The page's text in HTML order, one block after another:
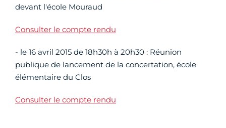
devant l'école Mouraud
Consulter le compte rendu
- le 16 avril 2015 de 18h30h à 20h30 : Réunion
publique de lancement de la concertation, école
élémentaire du Clos
Consulter le compte rendu